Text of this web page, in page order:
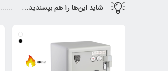
شاید این‌ها را هم بپسندید…